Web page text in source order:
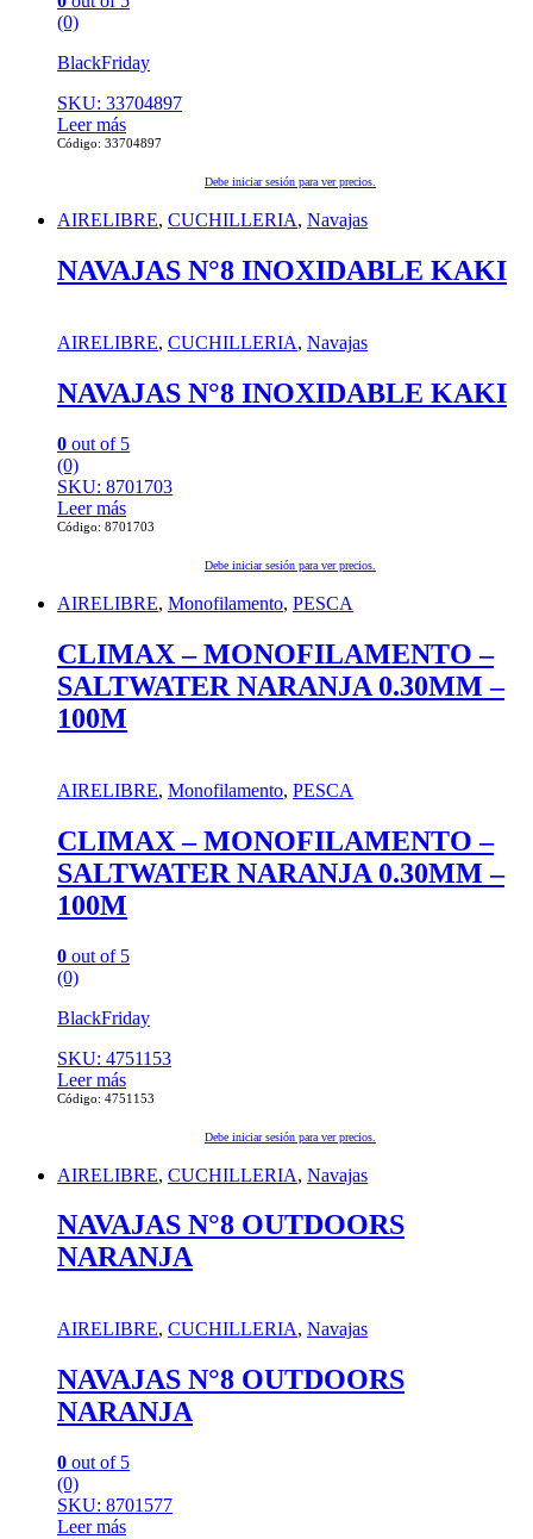
(0)
BlackFriday
SKU: 33704897
Leer más
Código: 33704897
Debe iniciar sesión para ver precios.
AIRELIBRE, CUCHILLERIA, Navajas
NAVAJAS N°8 INOXIDABLE KAKI
AIRELIBRE, CUCHILLERIA, Navajas
NAVAJAS N°8 INOXIDABLE KAKI
0 out of 5
(0)
SKU: 8701703
Leer más
Código: 8701703
Debe iniciar sesión para ver precios.
AIRELIBRE, Monofilamento, PESCA
CLIMAX – MONOFILAMENTO –
SALTWATER NARANJA 0.30MM –
100M
AIRELIBRE, Monofilamento, PESCA
CLIMAX – MONOFILAMENTO –
SALTWATER NARANJA 0.30MM –
100M
0 out of 5
(0)
BlackFriday
SKU: 4751153
Leer más
Código: 4751153
Debe iniciar sesión para ver precios.
AIRELIBRE, CUCHILLERIA, Navajas
NAVAJAS N°8 OUTDOORS
NARANJA
AIRELIBRE, CUCHILLERIA, Navajas
NAVAJAS N°8 OUTDOORS
NARANJA
0 out of 5
(0)
SKU: 8701577
Leer más